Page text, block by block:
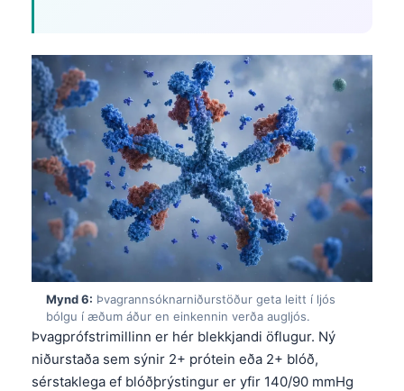
Mynd 6:
Þvagrannsóknarniðurstöður geta leitt í ljós
Þvagprófstrimillinn er hér blekkjandi öflugur. Ný
niðurstaða sem sýnir 2+ prótein eða 2+ blóð,
sérstaklega ef blóðþrýstingur er yfir 140/90 mmHg
eða bólga í ökklum, getur verið meira þýðingarmikil